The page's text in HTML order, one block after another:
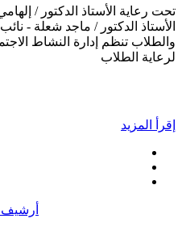
تحت رعاية الأستاذ الدكتور /
الأستاذ الدكتور / ماجد شعلة -
والطلاب تنظم إدارة النشاط
لرعاية الطلاب
إقرأ المزيد
أرشيف